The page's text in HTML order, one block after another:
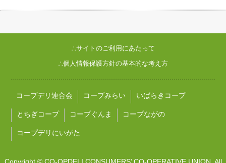
∴サイトのご利用にあたって
∴個人情報保護方針の基本的な考え方
コープデリ連合会 コープみらい いばらきコープ
とちぎコープ コープぐんま コープながの
コープデリにいがた